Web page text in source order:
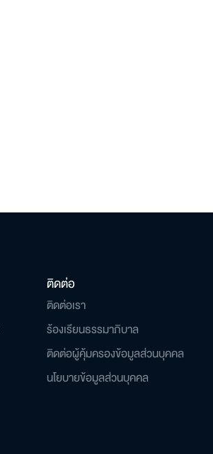
ติดต่อ
ติดต่อเรา
ร้องเรียนธรรมาภิบาล
ติดต่อผู้คุ้มครองข้อมูลส่วนบุคคล
นโยบายข้อมูลส่วนบุคคล